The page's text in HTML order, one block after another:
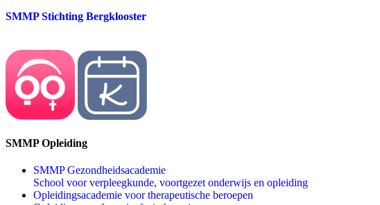
SMMP Stichting Bergklooster
SMMP Opleiding
SMMP Gezondheidsacademie
School voor verpleegkunde, voortgezet onderwijs en opleiding
Opleidingsacademie voor therapeutische beroepen